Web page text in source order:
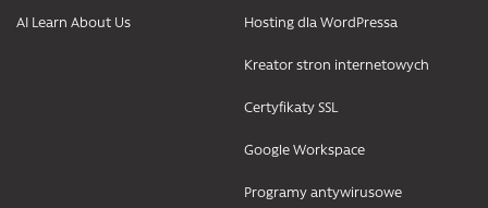
AI Learn About Us Hosting dla WordPressa
Kreator stron internetowych
Certyfikaty SSL
Google Workspace
Programy antywirusowe